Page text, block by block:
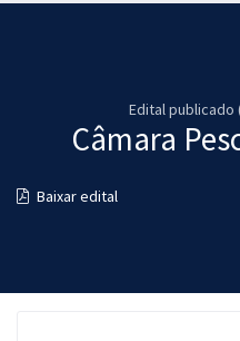
Cursos 20% OFF
Edital publicado
Câmara
Baixar edital